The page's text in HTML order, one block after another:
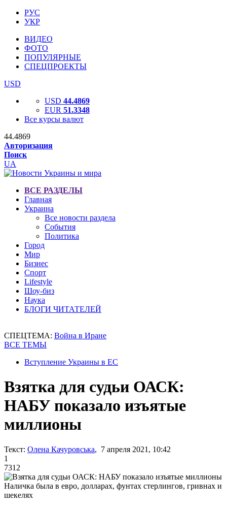
РУС
УКР
ВИДЕО
ФОТО
ПОПУЛЯРНЫЕ
СПЕЦПРОЕКТЫ
USD
USD 44.4869
EUR 51.3348
Все курсы валют
44.4869
Авторизация
Поиск
UA
ВСЕ РАЗДЕЛЫ
Главная
Украина
Все новости раздела
События
Политика
Город
Мир
Бизнес
Спорт
Lifestyle
Шоу-биз
Наука
БЛОГИ ЧИТАТЕЛЕЙ
СПЕЦТЕМА: Война в Иране
ВСЕ ТЕМЫ
Вступление Украины в ЕС
Взятка для судьи ОАСК:
НАБУ показало изъятые
миллионы
Текст: Олена Качуровська, 7 апреля 2021, 10:42
1
7312
Наличка была в евро, долларах, фунтах стерлингов, гривнах и
шекелях